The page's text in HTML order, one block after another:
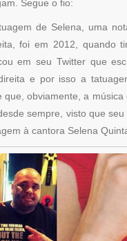
Segue o fio:
de Selena, uma
foi em 2012, quando
em seu Twitter que
e por isso a
que, obviamente, a música
sempre, visto que
à cantora Selena